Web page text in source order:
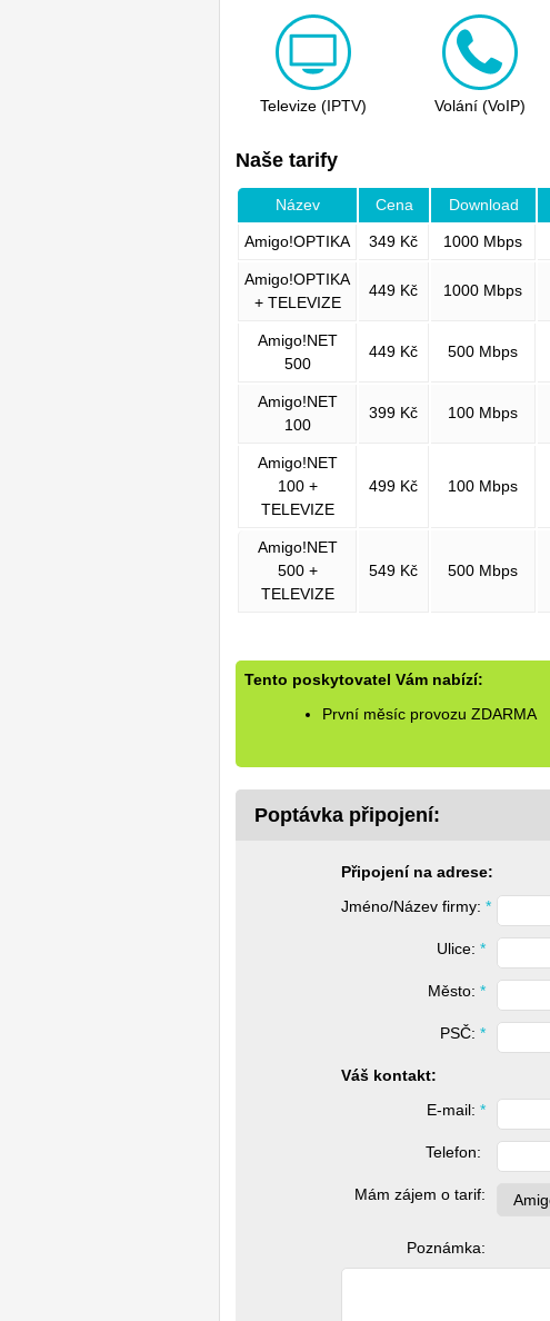
Televize (IPTV) Volání (VoIP)
Naše tarify
Název Cena Download
Amigo!OPTIKA 349 Kč 1000 Mbps
Amigo!OPTIKA
+ TELEVIZE
449 Kč 1000 Mbps
Amigo!NET
500
449 Kč 500 Mbps
Amigo!NET
100
399 Kč 100 Mbps
Amigo!NET
100 +
TELEVIZE
499 Kč 100 Mbps
Amigo!NET
500 +
TELEVIZE
549 Kč 500 Mbps
Tento poskytovatel Vám nabízí:
První měsíc provozu ZDARMA
Poptávka připojení:
Připojení na adrese:
Jméno/Název firmy: *
Ulice: *
Město: *
PSČ: *
Váš kontakt:
E-mail: *
Telefon:
Mám zájem o tarif:
Poznámka: